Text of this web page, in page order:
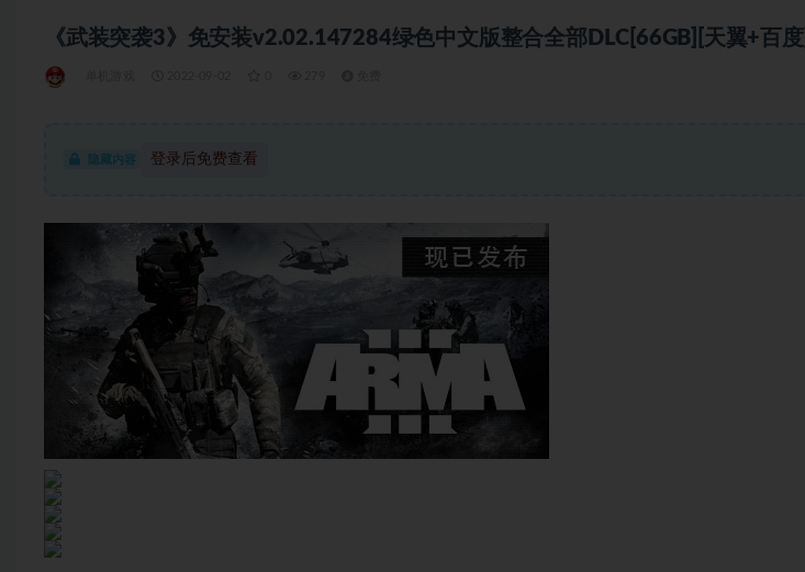
《武装突袭3》免安装v2.02.147284绿色中文版整合全部DLC[66GB][天翼+百度]
隐藏内容 登录后免费查看